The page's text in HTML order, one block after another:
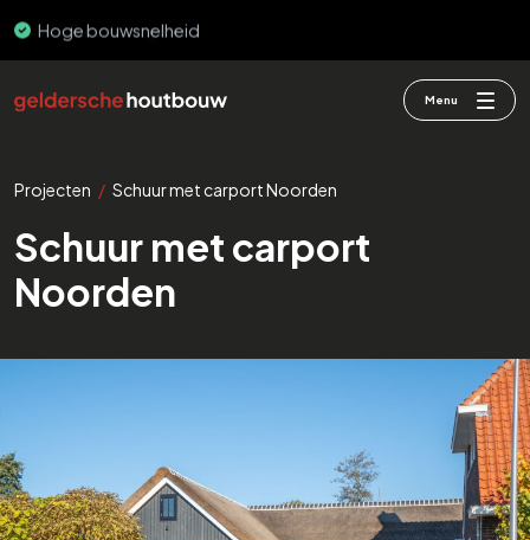
Hoge bouwsnelheid
Menu
Projecten / Schuur met carport Noorden
Schuur met carport
Noorden